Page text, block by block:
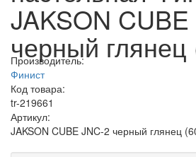
JAKSON
черный глянец
Производитель:
Финист
Код товара:
tr-219661
Артикул:
JAKSON CUBE JNC-2 черный глянец